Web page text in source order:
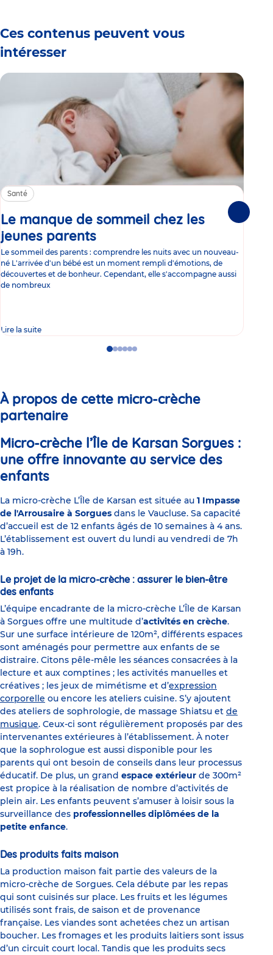
Ces contenus peuvent vous
intéresser
Santé
Le manque de sommeil chez les
jeunes parents
Le sommeil des parents : comprendre les nuits avec un nouveau-
né L'arrivée d'un bébé est un moment rempli d'émotions, de
découvertes et de bonheur. Cependant, elle s'accompagne aussi
de nombreux
Lire la suite
GoGoGoGo
GoGo
À propos de cette micro-crèche
partenaire
Micro-crèche l’Île de Karsan Sorgues :
une offre innovante au service des
enfants
La micro-crèche L’Île de Karsan est située au 1 Impasse
de l'Arrousaire à Sorgues dans le Vaucluse. Sa capacité
d’accueil est de 12 enfants âgés de 10 semaines à 4 ans.
L’établissement est ouvert du lundi au vendredi de 7h
à 19h.
Le projet de la micro-crèche : assurer le bien-être
des enfants
L’équipe encadrante de la micro-crèche L’Île de Karsan
à Sorgues offre une multitude d’activités en crèche.
Sur une surface intérieure de 120m², différents espaces
sont aménagés pour permettre aux enfants de se
distraire. Citons pêle-mêle les séances consacrées à la
lecture et aux comptines ; les activités manuelles et
créatives ; les jeux de mimétisme et d’expression
corporelle ou encore les ateliers cuisine. S’y ajoutent
des ateliers de sophrologie, de massage Shiatsu et de
musique. Ceux-ci sont régulièrement proposés par des
intervenantes extérieures à l’établissement. À noter
que la sophrologue est aussi disponible pour les
parents qui ont besoin de conseils dans leur processus
éducatif. De plus, un grand espace extérieur de 300m²
est propice à la réalisation de nombre d’activités de
plein air. Les enfants peuvent s’amuser à loisir sous la
surveillance des professionnelles diplômées de la
petite enfance.
Des produits faits maison
La production maison fait partie des valeurs de la
micro-crèche de Sorgues. Cela débute par les repas
qui sont cuisinés sur place. Les fruits et les légumes
utilisés sont frais, de saison et de provenance
française. Les viandes sont achetées chez un artisan
boucher. Les fromages et les produits laitiers sont issus
d’un circuit court local. Tandis que les produits secs